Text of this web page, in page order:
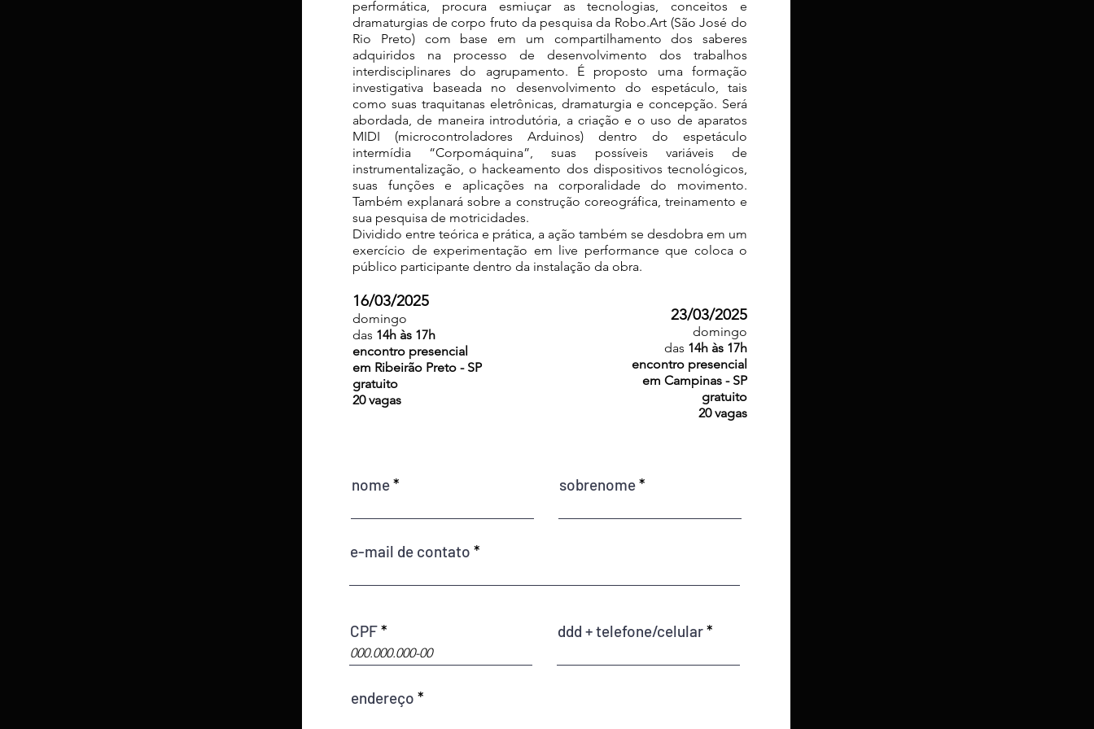
23/03/2025
domingo
das 14h às 17h
encontro presencial
em Campinas - SP
gratuito
20 vagas
performática, procura esmiuçar as tecnologias, conceitos e
dramaturgias de corpo fruto da pesquisa da Robo.Art (São José do
Rio Preto) com base em um compartilhamento dos saberes
adquiridos na processo de desenvolvimento dos trabalhos
interdisciplinares do agrupamento. É proposto uma formação
investigativa baseada no desenvolvimento do espetáculo, tais
como suas traquitanas eletrônicas, dramaturgia e concepção. Será
abordada, de maneira introdutória, a criação e o uso de aparatos
MIDI (microcontroladores Arduinos) dentro do espetáculo
intermídia “Corpomáquina”, suas possíveis variáveis de
instrumentalização, o hackeamento dos dispositivos tecnológicos,
suas funções e aplicações na corporalidade do movimento.
Também explanará sobre a construção coreográfica, treinamento e
sua pesquisa de motricidades.
Dividido entre teórica e prática, a ação também se desdobra em um
exercício de experimentação em live performance que coloca o
público participante dentro da instalação da obra.
16/03/2025
domingo
das 14h às 17h
encontro presencial
em Ribeirão Preto - SP
gratuito
20 vagas
nome sobrenome
e-mail de contato
CPF ddd + telefone/celular
endereço